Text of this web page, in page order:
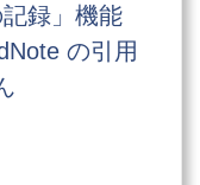
録」機能
の引用